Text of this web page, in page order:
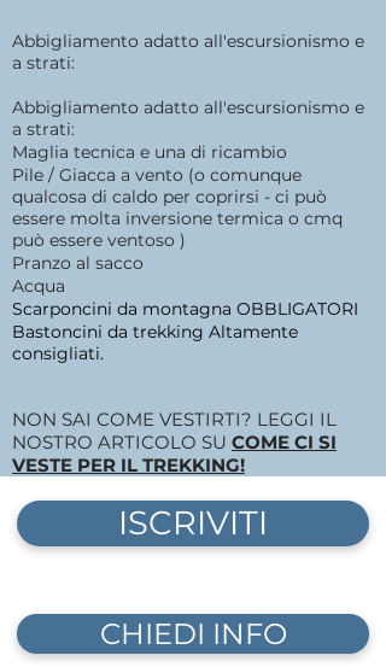
Abbigliamento adatto all'escursionismo e
a strati:
Abbigliamento adatto all'escursionismo e
a strati:
Maglia tecnica e una di ricambio
Pile / Giacca a vento (o comunque
qualcosa di caldo per coprirsi - ci può
essere molta inversione termica o cmq
può essere ventoso )
Pranzo al sacco
Acqua
Scarponcini da montagna OBBLIGATORI
Bastoncini da trekking Altamente
consigliati.
NON SAI COME VESTIRTI? LEGGI IL
NOSTRO ARTICOLO SU COME CI SI
VESTE PER IL TREKKING!
ISCRIVITI
CHIEDI INFO